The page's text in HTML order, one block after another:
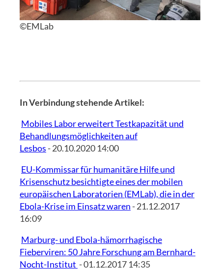
©EMLab
In Verbindung stehende Artikel:
Mobiles Labor erweitert Testkapazität und
Behandlungsmöglichkeiten auf
Lesbos - 20.10.2020 14:00
EU-Kommissar für humanitäre Hilfe und
Krisenschutz besichtigte eines der mobilen
europäischen Laboratorien (EMLab), die in der
Ebola-Krise im Einsatz waren - 21.12.2017
16:09
Marburg- und Ebola-hämorrhagische
Fieberviren: 50 Jahre Forschung am Bernhard-
Nocht-Institut - 01.12.2017 14:35